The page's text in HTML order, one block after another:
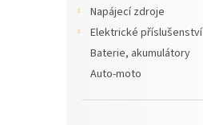
Napájecí zdroje
Elektrické příslušenství
Baterie, akumulátory
Auto-moto